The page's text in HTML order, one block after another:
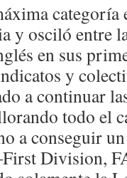
categoría
y osciló entre
en sus
y
a continuar
todo el
a conseguir
Division,